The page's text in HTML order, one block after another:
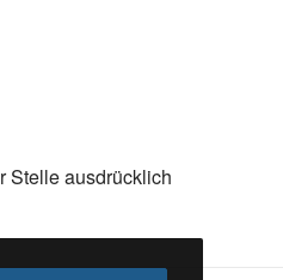
Stelle ausdrücklich